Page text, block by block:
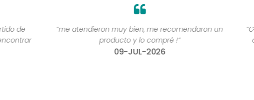
de
“me atendieron muy bien, me recomendaron un
producto y lo compré !”
09-JUL-2026